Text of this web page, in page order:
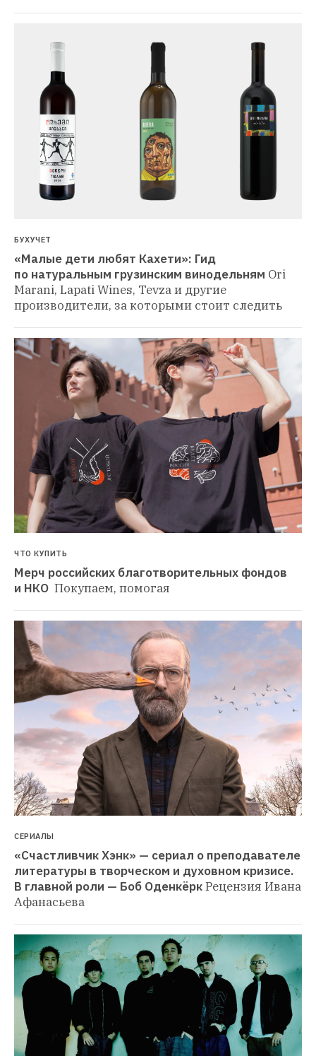
БУХУЧЕТ
«Малые дети любят Кахети»: Гид
по натуральным грузинским винодельням Ori
Marani, Lapati Wines, Tevza и другие
производители, за которыми стоит следить
ЧТО КУПИТЬ
Мерч российских благотворительных фондов
и НКО Покупаем, помогая
СЕРИАЛЫ
«Счастливчик Хэнк» — сериал о преподавателе
литературы в творческом и духовном кризисе.
В главной роли — Боб ОденкёркРецензия Ивана
Афанасьева